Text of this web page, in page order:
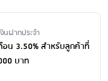
รรมเนียม
วทางบัญชีเงินฝาก ผ่าน
ดือน: ตามอัตราที่กำหนด
: ไม่มีบริการ ขอใบแสดง
Type
นฝากประจำ
อน 3.50% สำหรับลูกค้าที่
บาท